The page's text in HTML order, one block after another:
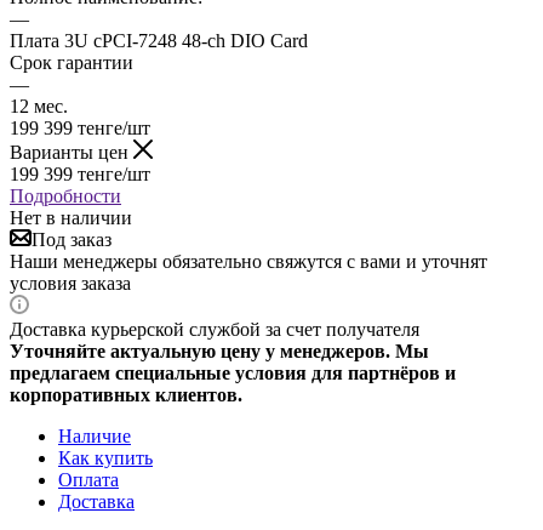
—
Плата 3U cPCI-7248 48-ch DIO Card
Срок гарантии
—
12 мес.
199 399 тенге/шт
Варианты цен
199 399 тенге/шт
Подробности
Нет в наличии
Под заказ
Наши менеджеры обязательно свяжутся с вами и уточнят
условия заказа
Доставка курьерской службой за счет получателя
Уточняйте актуальную цену у менеджеров. Мы
предлагаем специальные условия для партнёров и
корпоративных клиентов.
Наличие
Как купить
Оплата
Доставка